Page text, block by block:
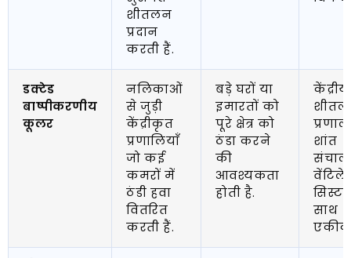
शीतलन
प्रदान
करती हैं.
डक्टेड
बाष्पीकरणीय
कूलर
नलिकाओं
से जुड़ी
केंद्रीकृत
प्रणालियाँ
जो कई
कमरों में
ठंडी हवा
वितरित
करती हैं.
बड़े घरों या
इमारतों को
पूरे क्षेत्र को
ठंडा करने
की
आवश्यकता
होती है.
केंद्रीय
शांत
साथ